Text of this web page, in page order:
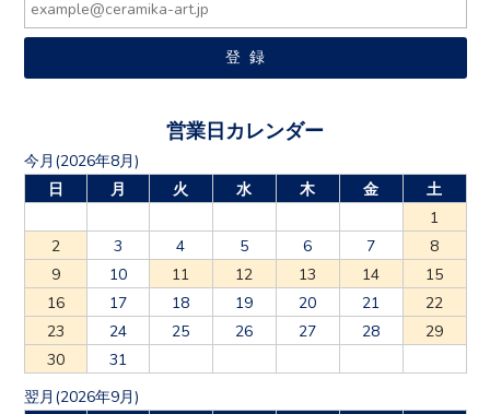
営業日カレンダー
今月(2026年8月)
日
月 火 水 木 金
土
1
2
3 4 5 6 7
8
9
10 11 12 13 14
15
16
17 18 19 20 21
22
23
24 25 26 27 28
29
30
31
翌月(2026年9月)